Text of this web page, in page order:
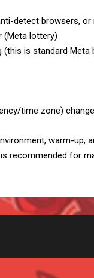
detect browsers,
(Meta lottery)
is standard Meta
time zone)
warm-up,
recommended for